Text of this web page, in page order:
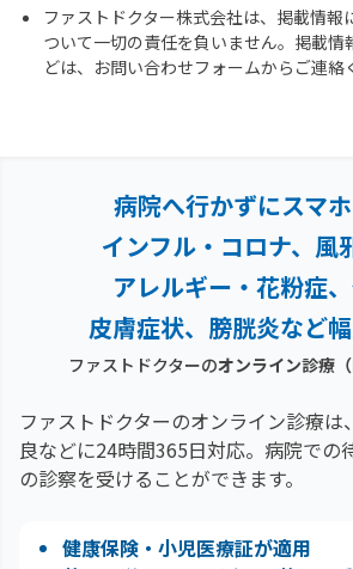
ファストドクター株式会社は、掲載情報
ついて一切の責任を負いません。掲載情
どは、お問い合わせフォームからご連絡
病院へ行かずにスマ
インフル・コロナ、風
アレルギー・花粉症、
皮膚症状、膀胱炎など
ファストドクターのオンライン診療（
ファストドクターのオンライン診療は
良などに24時間365日対応。 病院での
の診察を受けることができます。
健康保険・小児医療証が適用